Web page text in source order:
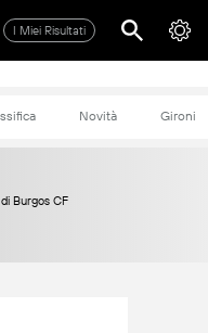
I Miei Risultati
Novità Gironi
Burgos CF